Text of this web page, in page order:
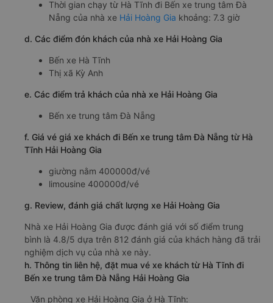
Thời gian chạy từ Hà Tĩnh đi Bến xe trung tâm Đà
Nẵng của nhà xe Hải Hoàng Gia khoảng: 7.3 giờ
d. Các điểm đón khách của nhà xe Hải Hoàng Gia
Bến xe Hà Tĩnh
Thị xã Kỳ Anh
e. Các điểm trả khách của nhà xe Hải Hoàng Gia
Bến xe trung tâm Đà Nẵng
f. Giá vé giá xe khách đi Bến xe trung tâm Đà Nẵng từ Hà
Tĩnh Hải Hoàng Gia
giường nằm 400000đ/vé
limousine 400000đ/vé
g. Review, đánh giá chất lượng xe Hải Hoàng Gia
Nhà xe Hải Hoàng Gia được đánh giá với số điểm trung
bình là 4.8/5 dựa trên 812 đánh giá của khách hàng đã trải
nghiệm dịch vụ của nhà xe này.
h. Thông tin liên hệ, đặt mua vé xe khách từ Hà Tĩnh đi
Bến xe trung tâm Đà Nẵng Hải Hoàng Gia
Văn phòng xe Hải Hoàng Gia ở Hà Tĩnh: